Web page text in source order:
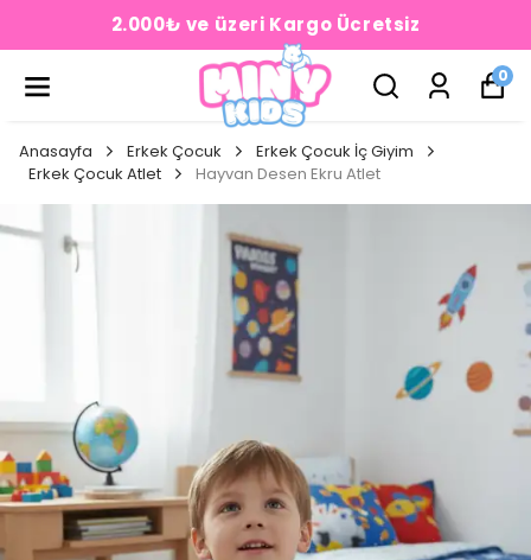
2.000₺ ve üzeri Kargo Ücretsiz
0
Anasayfa Erkek Çocuk
Erkek Çocuk İç Giyim
Erkek Çocuk Atlet
Hayvan Desen Ekru Atlet